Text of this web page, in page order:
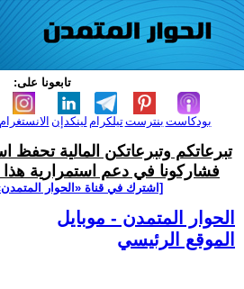
تابعونا على:
الانستغرام لينكدإن تيلكرامبنترست بودكاست
تبرعاتكم وتبرعاتكن المالية تحفظ
فشاركونا في دعم استمرارية هذا
[اشترك في قناة ‫«الحوار
الحوار المتمدن - موبايل
الموقع الرئيسي